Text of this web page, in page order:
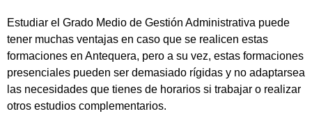
Estudiar el Grado Medio de Gestión Administrativa puede
tener muchas ventajas en caso que se realicen estas
formaciones en Antequera, pero a su vez, estas formaciones
presenciales pueden ser demasiado rígidas y no adaptarsea
las necesidades que tienes de horarios si trabajar o realizar
otros estudios complementarios.